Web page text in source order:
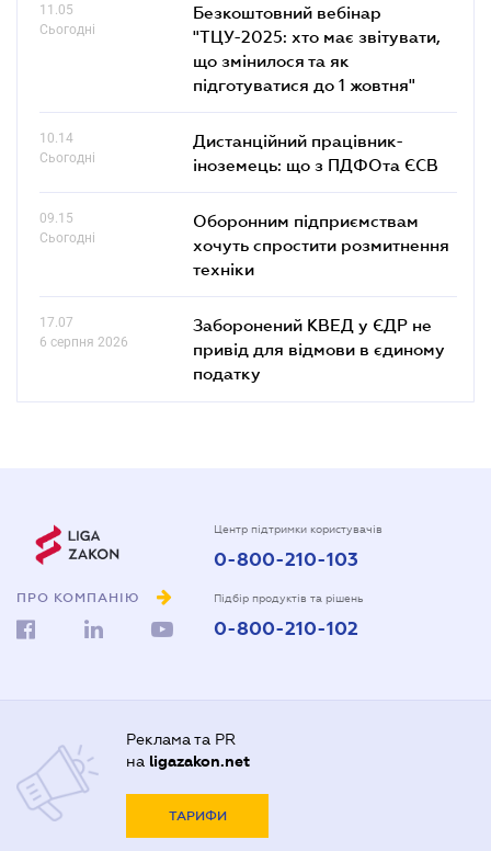
11.05
Сьогодні
Безкоштовний вебінар
"ТЦУ-2025: хто має звітувати,
що змінилося та як
підготуватися до 1 жовтня"
10.14
Сьогодні
Дистанційний працівник-
іноземець: що з ПДФОта ЄСВ
09.15
Сьогодні
Оборонним підприємствам
хочуть спростити розмитнення
техніки
17.07
6 серпня 2026
Заборонений КВЕД у ЄДР не
привід для відмови в єдиному
податку
ПРО КОМПАНІЮ
Центр підтримки користувачів
0-800-210-103
Підбір продуктів та рішень
0-800-210-102
Реклама та PR
на ligazakon.net
ТАРИФИ